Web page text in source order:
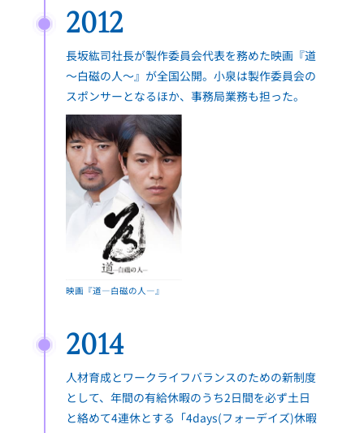
2012
長坂紘司社長が製作委員会代表を務めた映画『道
～白磁の人～』が全国公開。小泉は製作委員会の
スポンサーとなるほか、事務局業務も担った。
映画『道―白磁の人―』
2014
人材育成とワークライフバランスのための新制度
として、年間の有給休暇のうち2日間を必ず土日
と絡めて4連休とする「4days(フォーデイズ)休暇